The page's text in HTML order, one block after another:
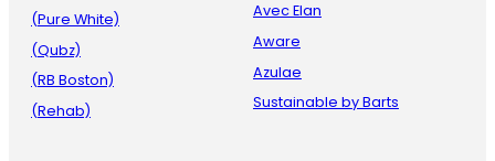
(Pure White)
(Qubz)
(RB Boston)
(Rehab)
Avec Elan
Aware
Azulae
Sustainable by Barts